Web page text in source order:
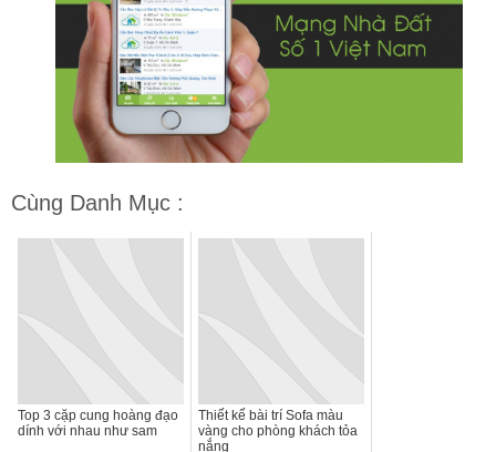
Cùng Danh Mục :
Top 3 cặp cung hoàng đạo
dính với nhau như sam
Thiết kế bài trí Sofa màu
vàng cho phòng khách tỏa
nắng